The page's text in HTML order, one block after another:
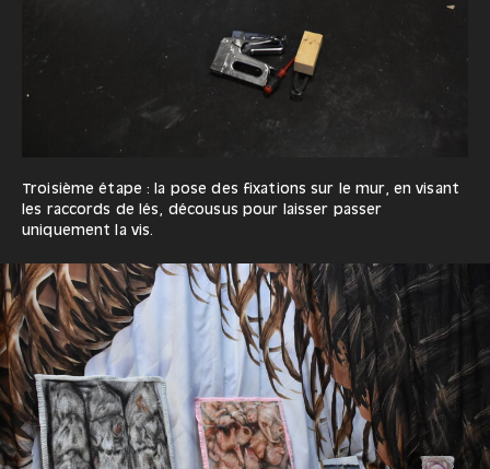
Troisième étape : la pose des fixations sur le mur, en visant
les raccords de lés, décousus pour laisser passer
uniquement la vis.